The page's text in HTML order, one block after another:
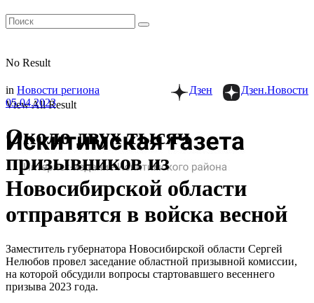
No Result
View All Result
Дзен.Новости
Дзен
in Новости региона
05.04.2023
Около двух тысяч
призывников из
Новосибирской области
отправятся в войска весной
Заместитель губернатора Новосибирской области Сергей
Нелюбов провел заседание областной призывной комиссии,
на которой обсудили вопросы стартовавшего весеннего
призыва 2023 года.